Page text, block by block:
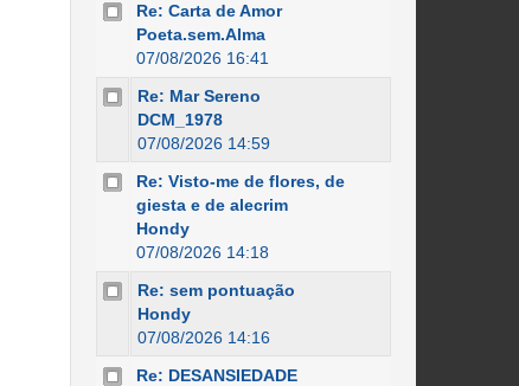
Re: Carta de Amor
Poeta.sem.Alma
07/08/2026 16:41
Re: Mar Sereno
DCM_1978
07/08/2026 14:59
Re: Visto-me de flores, de
giesta e de alecrim
Hondy
07/08/2026 14:18
Re: sem pontuação
Hondy
07/08/2026 14:16
Re: DESANSIEDADE